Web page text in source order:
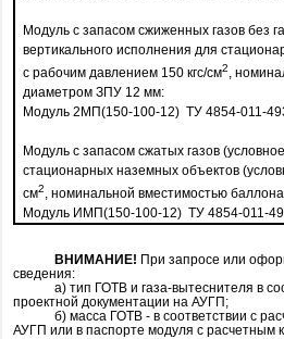
Модуль с запасом сжиженных газов без
вертикального исполнения для
с рабочим давлением 150 кгс/см2,
диаметром ЗПУ 12 мм:
Модуль 2МП(150-100-12) ТУ 4854-011-
Модуль с запасом сжатых газов
стационарных наземных объектов
см2, номинальной вместимостью
Модуль ИМП(150-100-12) ТУ 4854-011-
ВНИМАНИЕ! При запросе или
сведения:
а) тип ГОТВ и газа-вытеснителя в
проектной документации на АУГП;
б) масса ГОТВ - в соответствии с
АУГП или в паспорте модуля с расчетным